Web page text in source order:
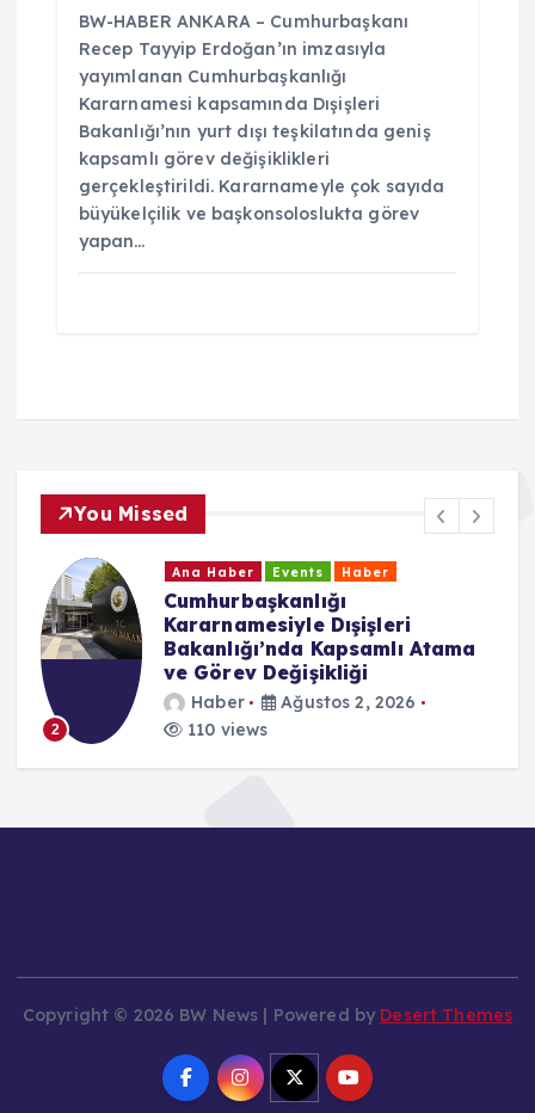
BW-HABER ANKARA – Cumhurbaşkanı
Recep Tayyip Erdoğan’ın imzasıyla
yayımlanan Cumhurbaşkanlığı
Kararnamesi kapsamında Dışişleri
Bakanlığı’nın yurt dışı teşkilatında geniş
kapsamlı görev değişiklikleri
gerçekleştirildi. Kararnameyle çok sayıda
büyükelçilik ve başkonsoloslukta görev
yapan…
You Missed
2
Ana Haber Events Haber
Cumhurbaşkanlığı
Kararnamesiyle Dışişleri
Bakanlığı’nda Kapsamlı Atama
ve Görev Değişikliği
Haber
Ağustos 2, 2026
110 views
Copyright © 2026 BW News | Powered by Desert Themes